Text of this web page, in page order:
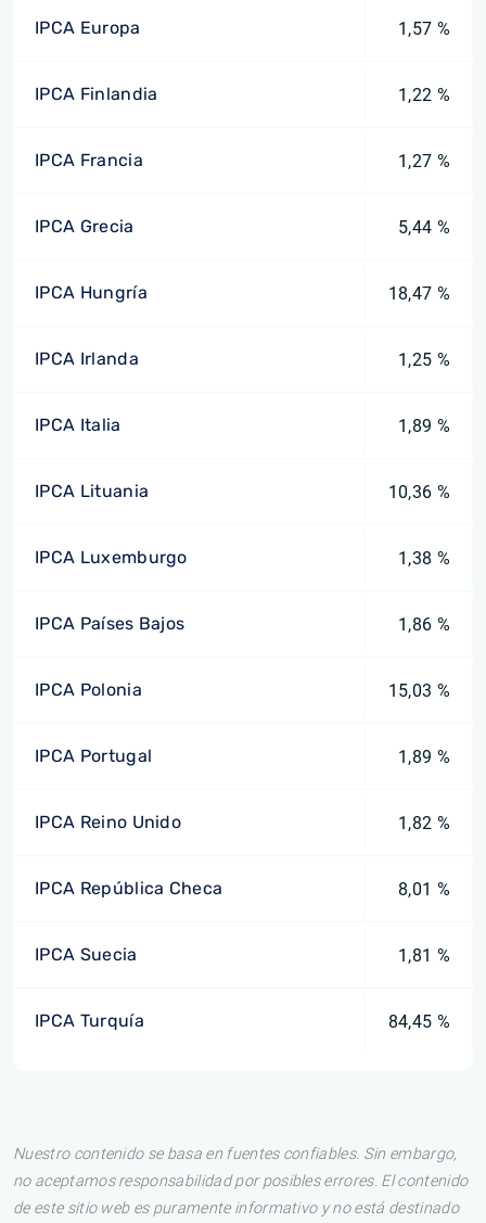
IPCA Europa 1,57 %
IPCA Finlandia 1,22 %
IPCA Francia 1,27 %
IPCA Grecia 5,44 %
IPCA Hungría 18,47 %
IPCA Irlanda 1,25 %
IPCA Italia 1,89 %
IPCA Lituania 10,36 %
IPCA Luxemburgo 1,38 %
IPCA Países Bajos 1,86 %
IPCA Polonia 15,03 %
IPCA Portugal 1,89 %
IPCA Reino Unido 1,82 %
IPCA República Checa 8,01 %
IPCA Suecia 1,81 %
IPCA Turquía 84,45 %
Nuestro contenido se basa en fuentes confiables. Sin embargo,
no aceptamos responsabilidad por posibles errores. El contenido
de este sitio web es puramente informativo y no está destinado